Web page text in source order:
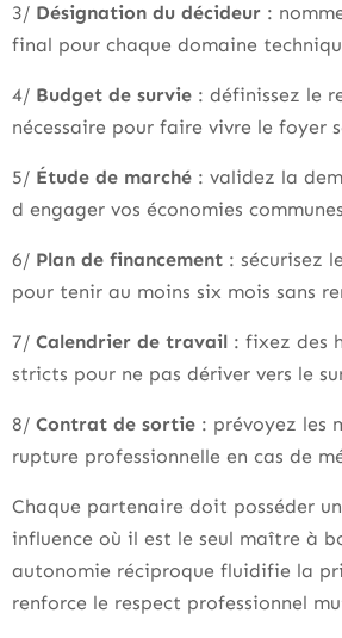
3/ Désignation du décideur :
final pour chaque domaine
4/ Budget de survie : définissez le
nécessaire pour faire vivre le foyer
5/ Étude de marché : validez la
d engager vos économies
6/ Plan de financement : sécurisez
pour tenir au moins six mois sans
7/ Calendrier de travail : fixez des
stricts pour ne pas dériver vers le
8/ Contrat de sortie : prévoyez les
rupture professionnelle en cas de
Chaque partenaire doit posséder
influence où il est le seul maître à
autonomie réciproque fluidifie la
renforce le respect professionnel